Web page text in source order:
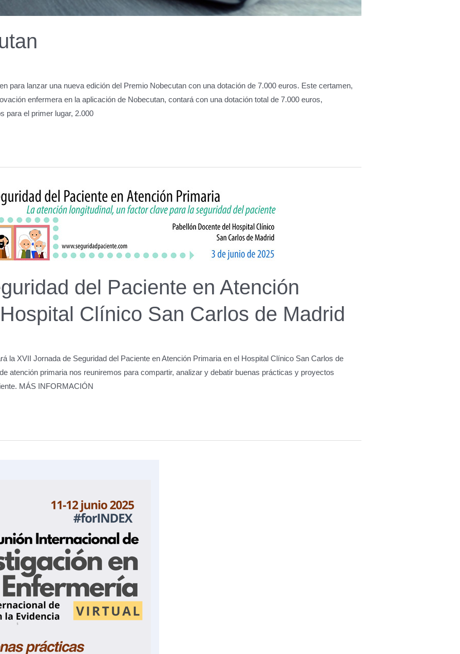
para lanzar una nueva edición del Premio Nobecutan con una dotación de 7.000 euros. Este certamen,
enfermera en la aplicación de Nobecutan, contará con una dotación total de 7.000 euros,
para el primer lugar, 2.000
del Paciente en Atención
Clínico San Carlos de Madrid
la XVII Jornada de Seguridad del Paciente en Atención Primaria en el Hospital Clínico San Carlos de
atención primaria nos reuniremos para compartir, analizar y debatir buenas prácticas y proyectos
MÁS INFORMACIÓN